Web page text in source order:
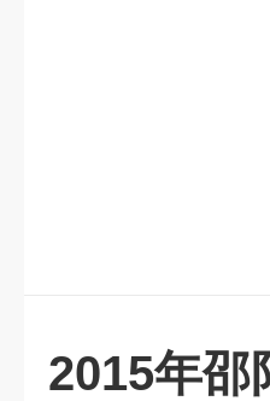
2015年邵